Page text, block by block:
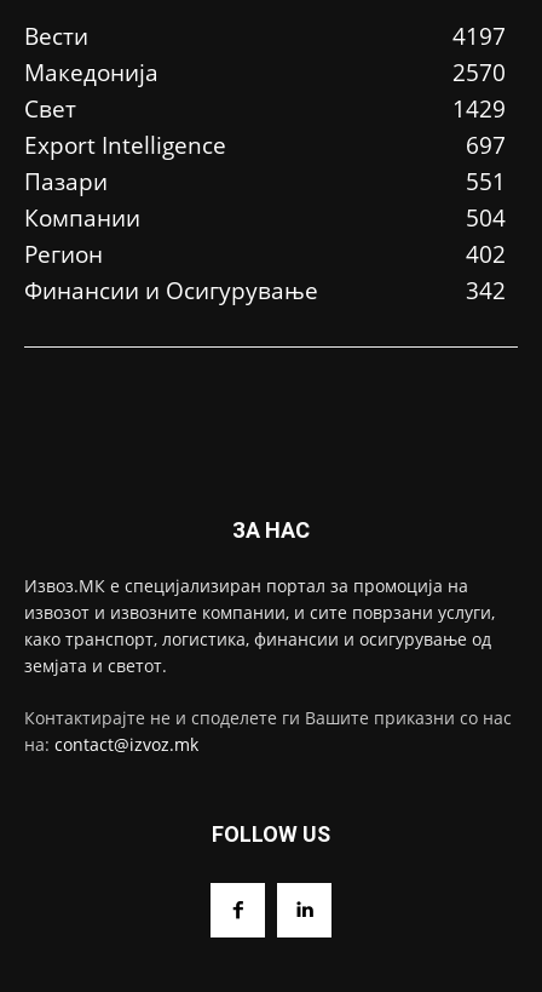
Вести
4197
Македонија
2570
Свет
1429
Еxport Intelligence
697
Пазари
551
Компании
504
Регион
402
Финансии и Осигурување
342
ЗА НАС
Извоз.МК е специјализиран портал за промоција на
извозот и извозните компании, и сите поврзани услуги,
како транспорт, логистика, финансии и осигурување од
земјата и светот.
Контактирајте не и споделете ги Вашите приказни со нас
на: contact@izvoz.mk
FOLLOW US